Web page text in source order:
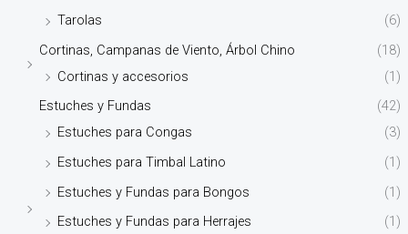
Tarolas
(6)
Cortinas, Campanas de Viento, Árbol Chino
(18)
Cortinas y accesorios
(1)
Estuches y Fundas
(42)
Estuches para Congas
(3)
Estuches para Timbal Latino
(1)
Estuches y Fundas para Bongos
(1)
Estuches y Fundas para Herrajes
(1)